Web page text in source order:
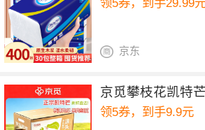
领5券，到手29.99
京东
京觅攀枝花凯特
领5券，到手9.9元